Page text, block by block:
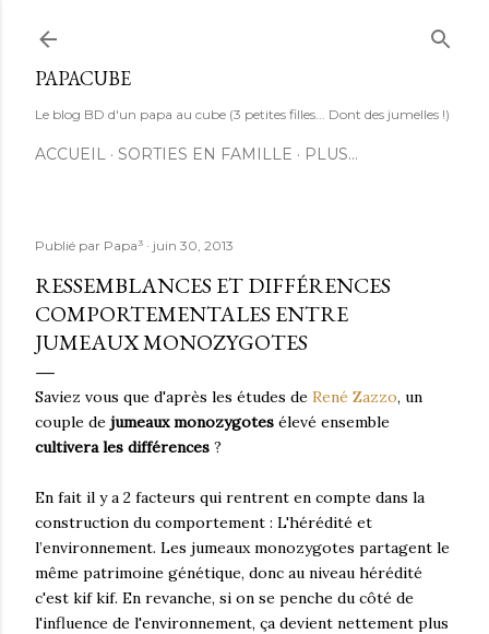
PAPACUBE
Le blog BD d'un papa au cube (3 petites filles... Dont des jumelles !)
ACCUEIL SORTIES EN FAMILLE PLUS…
Publié par Papa³ juin 30, 2013
RESSEMBLANCES ET DIFFÉRENCES
COMPORTEMENTALES ENTRE
JUMEAUX MONOZYGOTES
Saviez vous que d'après les études de René Zazzo, un
couple de jumeaux monozygotes élevé ensemble
cultivera les différences ?
En fait il y a 2 facteurs qui rentrent en compte dans la
construction du comportement : L'hérédité et
l’environnement. Les jumeaux monozygotes partagent le
même patrimoine génétique, donc au niveau hérédité
c'est kif kif. En revanche, si on se penche du côté de
l'influence de l'environnement, ça devient nettement plus